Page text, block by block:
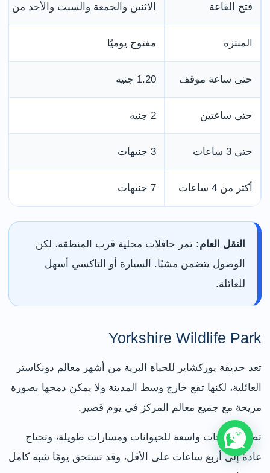
فتح القاعة الاثنين والجمعة والسبت والأحد من 10 إلى 4
المنتزه مفتوح يوميًا
حتى ساعة موقف 1.20 جنيه
حتى ساعتين 2 جنيه
حتى 3 ساعات 3 جنيهات
أكثر من 4 ساعات 7 جنيهات
النقل العام: تمر حافلات محلية قرب المنطقة، لكن
الوصول يتضمن مشيًا. السيارة أو التاكسي أسهل
للعائلة.
Yorkshire Wildlife Park
تعد حديقة يوركشاير للحياة البرية من أشهر معالم دونكاستر
العائلية، لكنها تقع خارج وسط المدينة ولا يمكن دمجها بصورة
مريحة مع جميع معالم المركز في يوم قصير.
تضم مساحات واسعة للحيوانات ومسارات طويلة، وتحتاج
عادةً إلى أربع ساعات على الأقل، وقد تستحق يومًا شبه كامل